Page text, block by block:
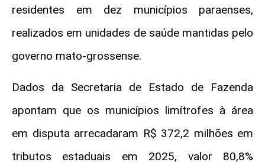
residentes em dez municípios paraenses,
realizados em unidades de saúde mantidas pelo
governo mato-grossense.
Dados da Secretaria de Estado de Fazenda
apontam que os municípios limítrofes à área
em disputa arrecadaram R$ 372,2 milhões em
tributos estaduais em 2025, valor 80,8%